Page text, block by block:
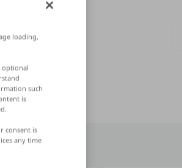
loading,
optional
such
is
consent is
any time